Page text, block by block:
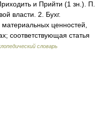
и Прийти (1 зн.). П.
власти. 2. Бухг.
ценностей,
соответствующая статья
словарь